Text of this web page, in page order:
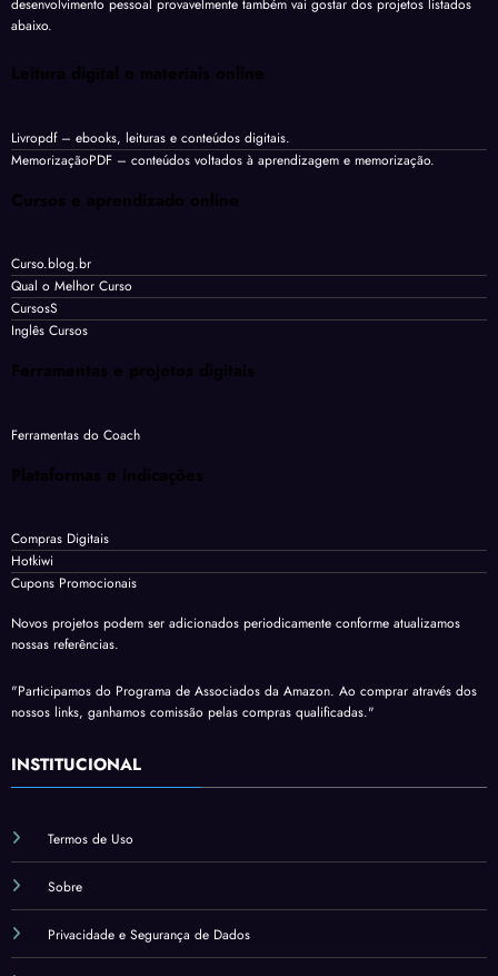
desenvolvimento pessoal provavelmente também vai gostar dos projetos listados
abaixo.
Leitura digital e materiais online
Livropdf– ebooks, leituras e conteúdos digitais.
MemorizaçãoPDF – conteúdos voltados à aprendizagem e memorização.
Cursos e aprendizado online
Curso.blog.br
Qual o Melhor Curso
CursosS
Inglês Cursos
Ferramentas e projetos digitais
Ferramentas do Coach
Plataformas e indicações
Compras Digitais
Hotkiwi
Cupons Promocionais
Novos projetos podem ser adicionados periodicamente conforme atualizamos
nossas referências.
"Participamos do Programa de Associados da Amazon. Ao comprar através dos
nossos links, ganhamos comissão pelas compras qualificadas."
INSTITUCIONAL
Termos de Uso
Sobre
Privacidade e Segurança de Dados